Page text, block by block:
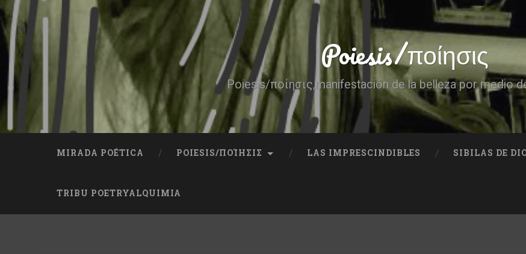
Skip
to
content
Search
Poiesis/ποίησις
Poiesis/ποίησις,manifestación de la belleza por medio
MIRADA POÉTICA POIESIS/ΠΟΊΗΣΙΣ LAS IMPRESCINDIBLES SIBILAS DE
TRIBU POETRYALQUIMIA